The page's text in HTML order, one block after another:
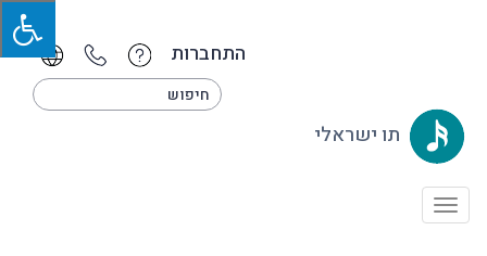
התחברות
תו ישראלי
Toggle